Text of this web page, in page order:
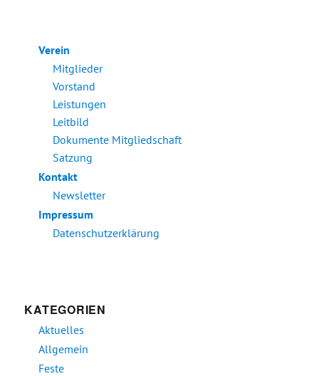
Verein
Mitglieder
Vorstand
Leistungen
Leitbild
Dokumente Mitgliedschaft
Satzung
Kontakt
Newsletter
Impressum
Datenschutzerklärung
KATEGORIEN
Aktuelles
Allgemein
Feste